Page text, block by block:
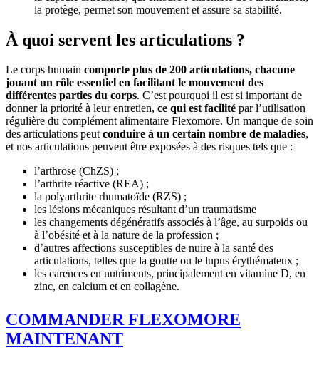
la protège, permet son mouvement et assure sa stabilité.
À quoi servent les articulations ?
Le corps humain comporte plus de 200 articulations, chacune
jouant un rôle essentiel en facilitant le mouvement des
différentes parties du corps. C’est pourquoi il est si important de
donner la priorité à leur entretien, ce qui est facilité par l’utilisation
régulière du complément alimentaire Flexomore. Un manque de soin
des articulations peutconduire à un certain nombre de maladies,
et nos articulations peuvent être exposées à des risques tels que :
l’arthrose (ChZS) ;
l’arthrite réactive (REA) ;
la polyarthrite rhumatoïde (RZS) ;
les lésions mécaniques résultant d’un traumatisme
les changements dégénératifs associés à l’âge, au surpoids ou
à l’obésité et à la nature de la profession ;
d’autres affections susceptibles de nuire à la santé des
articulations, telles que la goutte ou le lupus érythémateux ;
les carences en nutriments, principalement en vitamine D, en
zinc, en calcium et en collagène.
COMMANDER FLEXOMORE
MAINTENANT